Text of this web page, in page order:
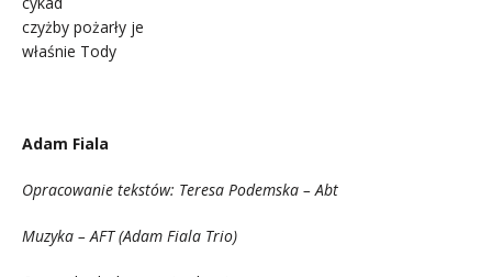
czyżby pożarły je
właśnie Tody
Adam Fiala
Opracowanie tekstów: Teresa Podemska – Abt
Muzyka – AFT (Adam Fiala Trio)